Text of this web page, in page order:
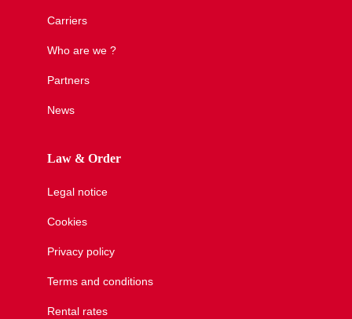
Carriers
Who are we ?
Partners
News
Law & Order
Legal notice
Cookies
Privacy policy
Terms and conditions
Rental rates